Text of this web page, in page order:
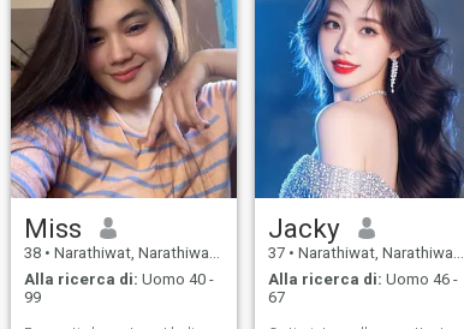
Miss
38 • Narathiwat, Narathiwat, Thailandia
Alla ricerca di: Uomo 40 -
99
Jacky
37 • Narathiwat, Narathiwat, Thailandia
Alla ricerca di: Uomo 46 -
67